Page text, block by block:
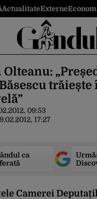
ActualitateExterne
Olteanu:
09:53
17:27
ca
Camerei